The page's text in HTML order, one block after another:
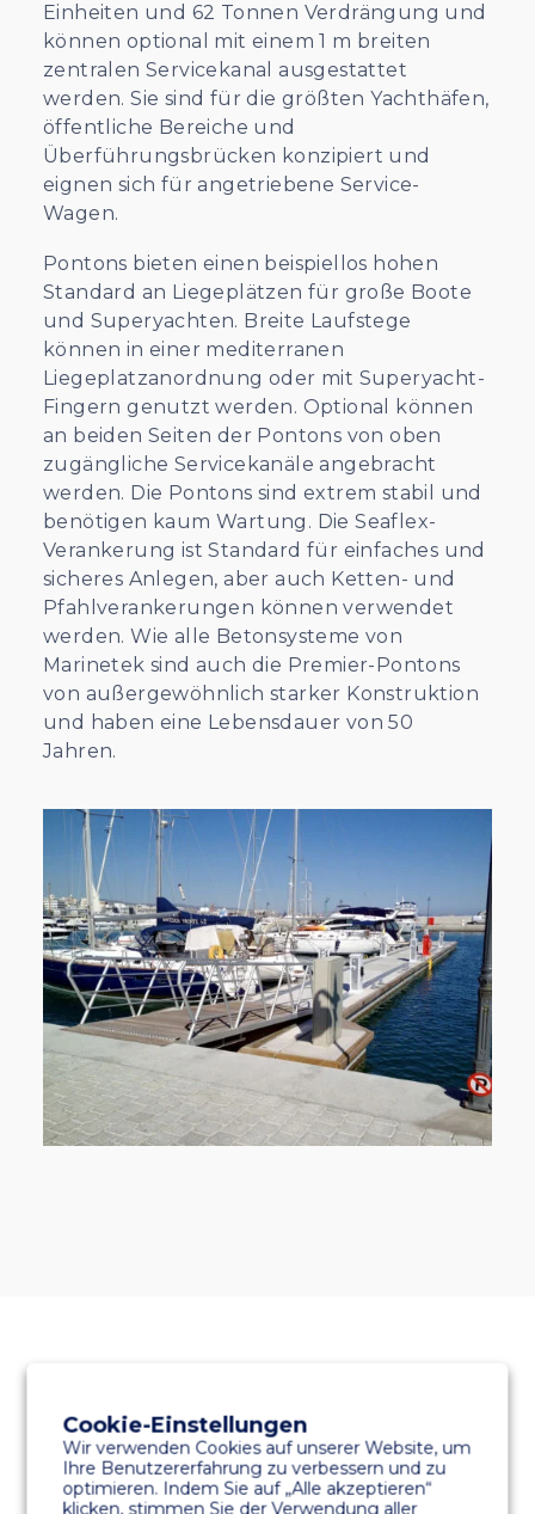
Einheiten und 62 Tonnen Verdrängung und
können optional mit einem 1 m breiten
zentralen Servicekanal ausgestattet
werden. Sie sind für die größten Yachthäfen,
öffentliche Bereiche und
Überführungsbrücken konzipiert und
eignen sich für angetriebene Service-
Wagen.
Pontons bieten einen beispiellos hohen
Standard an Liegeplätzen für große Boote
und Superyachten. Breite Laufstege
können in einer mediterranen
Liegeplatzanordnung oder mit Superyacht-
Fingern genutzt werden. Optional können
an beiden Seiten der Pontons von oben
zugängliche Servicekanäle angebracht
werden. Die Pontons sind extrem stabil und
benötigen kaum Wartung. Die Seaflex-
Verankerung ist Standard für einfaches und
sicheres Anlegen, aber auch Ketten- und
Pfahlverankerungen können verwendet
werden. Wie alle Betonsysteme von
Marinetek sind auch die Premier-Pontons
von außergewöhnlich starker Konstruktion
und haben eine Lebensdauer von 50
Jahren.
Cookie-Einstellungen
Wir verwenden Cookies auf unserer Website, um
Ihre Benutzererfahrung zu verbessern und zu
optimieren. Indem Sie auf „Alle akzeptieren“
klicken, stimmen Sie der Verwendung aller